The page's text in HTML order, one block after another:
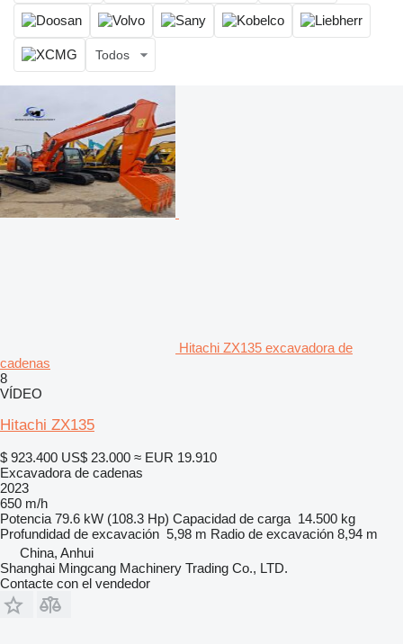
Todos
Hitachi ZX135 excavadora de
cadenas
8
VÍDEO
Hitachi ZX135
$ 923.400 US$ 23.000 ≈ EUR 19.910
Excavadora de cadenas
2023
650 m/h
Potencia 79.6 kW (108.3 Hp) Capacidad de carga 14.500 kg
Profundidad de excavación 5,98 m Radio de excavación 8,94 m
China, Anhui
Shanghai Mingcang Machinery Trading Co., LTD.
Contacte con el vendedor